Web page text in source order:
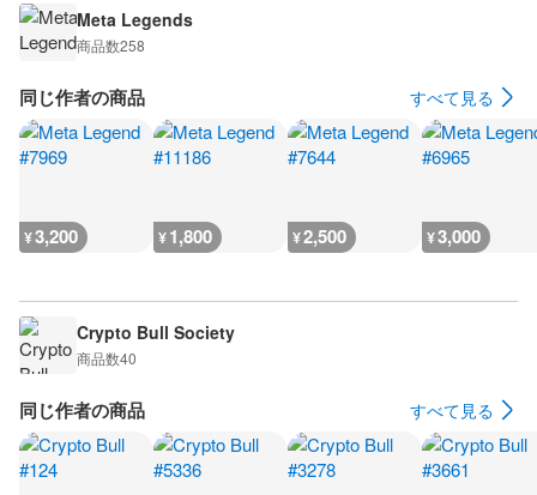
Meta Legends
商品数258
同じ作者の商品 すべて見る
¥3,200 ¥1,800 ¥2,500 ¥3,000
Crypto Bull Society
商品数40
同じ作者の商品 すべて見る